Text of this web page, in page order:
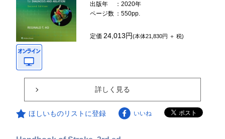
出版年
：2020年
ページ数 ：550pp.
定価24,013円(本体21,830円 ＋ 税)
詳しく見る
ほしいものリストに登録 いいね